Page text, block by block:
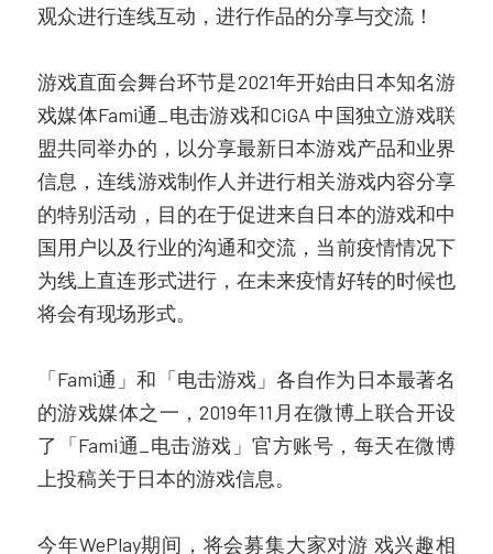
观众进行连线互动，进行作品的分享与交流！
游戏直面会舞台环节是2021年开始由日本知名游
戏媒体Fami通_电击游戏和CiGA 中国独立游戏联
盟共同举办的，以分享最新日本游戏产品和业界
信息，连线游戏制作人并进行相关游戏内容分享
的特别活动，目的在于促进来自日本的游戏和中
国用户以及行业的沟通和交流，当前疫情情况下
为线上直连形式进行，在未来疫情好转的时候也
将会有现场形式。
「Fami通」和「电击游戏」各自作为日本最著名
的游戏媒体之一，2019年11月在微博上联合开设
了「Fami通_电击游戏」官方账号，每天在微博
上投稿关于日本的游戏信息。
今年WePlay期间，将会募集大家对游 戏兴趣相